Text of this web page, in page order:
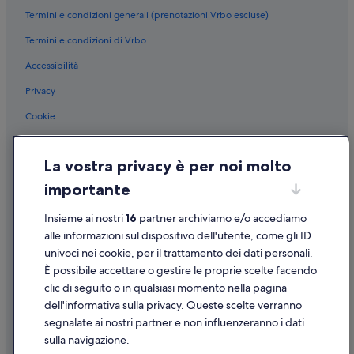
Valle d'Aosta: B&B
Valle d'Aosta: Guest house
Valle d'Aosta: Lodge
Valle d'Aosta: Ville
Valle d'Aosta: Case rurali
Valle d'Aosta: Complessi di appartamenti
Valle d'Aosta: Campeggi
Valle d'Aosta: Residence
Valle d'Aosta: Cottage
Aosta: Ostelli
Aosta: Ville
Aosta: Guest house
Aosta: Case private in affitto
Aosta: Residence
Termini e condizioni generali (prenotazioni Vrbo escluse)
Termini e condizioni di Vrbo
Accessibilità
Privacy
Cookie
Informazioni legali/Contatti
Linee guida sui contenuti e segnalazione dei contenuti
Supporto
Assistenza clienti
Contattaci
Come cancellare un volo
Come modificare la prenotazione di un hotel o una casa vacanze
La vostra privacy è per noi molto
importante
Insieme ai nostri16 partner archiviamo e/o accediamo
alle informazioni sul dispositivo dell'utente, come gli ID
univoci nei cookie, per il trattamento dei dati personali.
È possibile accettare o gestire le proprie scelte facendo
clic di seguito o in qualsiasi momento nella pagina
dell'informativa sulla privacy. Queste scelte verranno
segnalate ai nostri partner e non influenzeranno i dati
sulla navigazione.